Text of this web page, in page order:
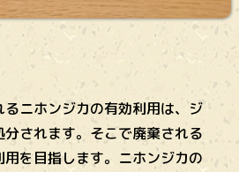
ニホンジカの有効利用は、ジ
されます。そこで廃棄される
を目指します。ニホンジカの